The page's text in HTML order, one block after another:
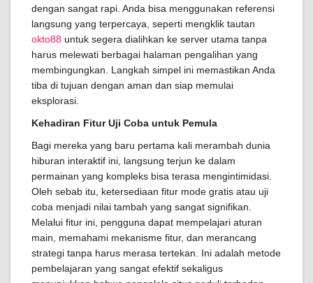
dengan sangat rapi. Anda bisa menggunakan referensi
langsung yang terpercaya, seperti mengklik tautan
okto88 untuk segera dialihkan ke server utama tanpa
harus melewati berbagai halaman pengalihan yang
membingungkan. Langkah simpel ini memastikan Anda
tiba di tujuan dengan aman dan siap memulai
eksplorasi.
Kehadiran Fitur Uji Coba untuk Pemula
Bagi mereka yang baru pertama kali merambah dunia
hiburan interaktif ini, langsung terjun ke dalam
permainan yang kompleks bisa terasa mengintimidasi.
Oleh sebab itu, ketersediaan fitur mode gratis atau uji
coba menjadi nilai tambah yang sangat signifikan.
Melalui fitur ini, pengguna dapat mempelajari aturan
main, memahami mekanisme fitur, dan merancang
strategi tanpa harus merasa tertekan. Ini adalah metode
pembelajaran yang sangat efektif sekaligus